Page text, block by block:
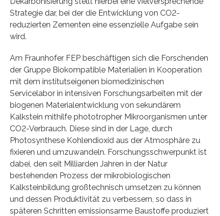
Strategie dar, bei der die Entwicklung von CO2-
reduzierten Zementen eine essenzielle Aufgabe sein
wird.
Am Fraunhofer FEP beschäftigen sich die Forschenden
der Gruppe Biokompatible Materialien in Kooperation
mit dem institutseigenen biomedizinischen
Servicelabor in intensiven Forschungsarbeiten mit der
biogenen Materialentwicklung von sekundärem
Kalkstein mithilfe phototropher Mikroorganismen unter
CO2-Verbrauch. Diese sind in der Lage, durch
Photosynthese Kohlendioxid aus der Atmosphäre zu
fixieren und umzuwandeln. Forschungsschwerpunkt ist
dabei, den seit Milliarden Jahren in der Natur
bestehenden Prozess der mikrobiologischen
Kalksteinbildung großtechnisch umsetzen zu können
und dessen Produktivität zu verbessern, so dass in
späteren Schritten emissionsarme Baustoffe produziert